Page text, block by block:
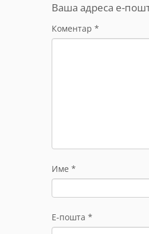
Ваша адреса е-
Коментар *
Име *
Е-пошта *